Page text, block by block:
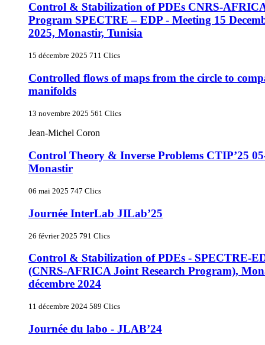
Control & Stabilization of PDEs CNRS-
Program SPECTRE – EDP - Meeting 15
2025, Monastir, Tunisia
15 décembre 2025 711 Clics
Controlled flows of maps from the circle to
manifolds
13 novembre 2025 561 Clics
Jean-Michel Coron
Control Theory & Inverse Problems CTIP’25
Monastir
06 mai 2025 747 Clics
Journée InterLab JILab’25
26 février 2025 791 Clics
Control & Stabilization of PDEs - SPECTRE-
(CNRS-AFRICA Joint Research Program),
décembre 2024
11 décembre 2024 589 Clics
Journée du labo - JLAB’24